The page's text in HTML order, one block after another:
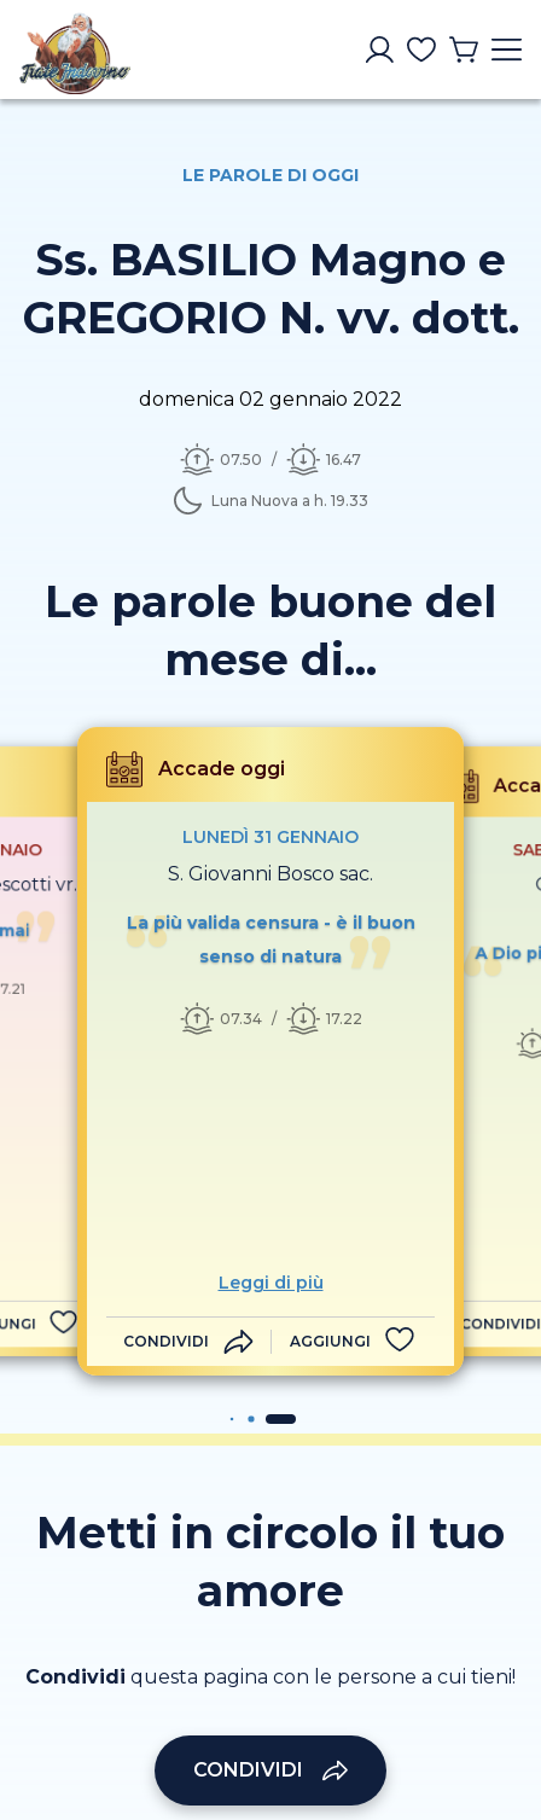
LE PAROLE DI OGGI
Ss. BASILIO Magno e
GREGORIO N. vv. dott.
domenica 02 gennaio 2022
07.50 16.47
Luna Nuova a h. 19.33
Le parole buone del
mese di...
vr. fr.
Accade oggi
LUNEDÌ 31 GENNAIO
S. Giovanni Bosco sac.
La più valida censura - è il buon
senso di natura
07.34 17.22
Leggi di più
CONDIVIDI AGGIUNGI
A Dio
CONDIVIDI
Metti in circolo il tuo
amore
Condividi questa pagina con le persone a cui tieni!
CONDIVIDI